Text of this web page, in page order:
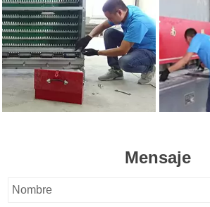
Mensaje